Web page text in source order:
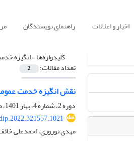
اخبار و اعلانات راهنمای نویسندگان
کلیدواژه‌ها =انگیزه
تعداد مقالات: 2
نقش انگیزه خدمت
دوره 2، شماره 4، بهار 1401، صفحه
مهدی نوروزی، احمدعلی